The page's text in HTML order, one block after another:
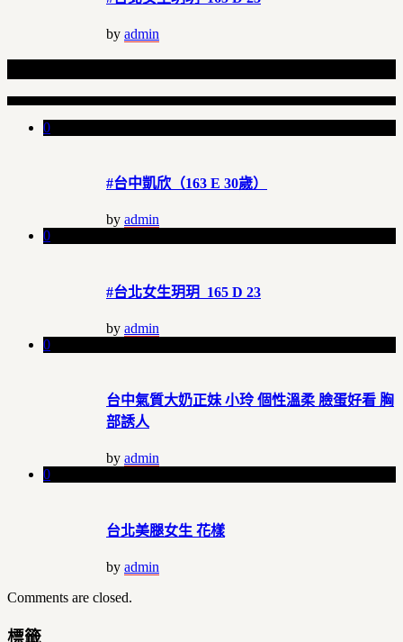
by admin
0
#台中凱欣（163 E 30歲）
by admin
0
#台北女生玥玥 165 D 23
by admin
0
台中氣質大奶正妹 小玲 個性溫柔 臉蛋好看 胸
部誘人
by admin
0
台北美腿女生 花樣
by admin
Comments are closed.
標籤